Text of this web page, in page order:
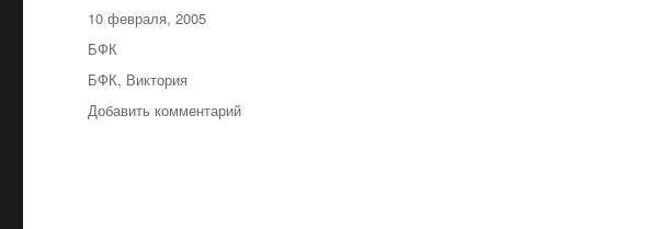
Опубликовано
10 февраля, 2005
Рубрики
БФК
Метки
БФК, Виктория
Добавить комментарийк